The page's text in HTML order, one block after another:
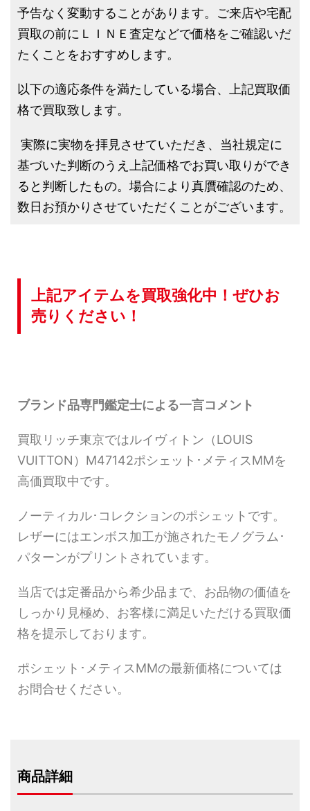
予告なく変動することがあります。ご来店や宅配
買取の前にＬＩＮＥ査定などで価格をご確認いだ
たくことをおすすめします。
以下の適応条件を満たしている場合、上記買取価
格で買取致します。
実際に実物を拝見させていただき、当社規定に
基づいた判断のうえ上記価格でお買い取りができ
ると判断したもの。場合により真贋確認のため、
数日お預かりさせていただくことがございます。
上記アイテムを買取強化中！ぜひお
売りください！
ブランド品専門鑑定士による一言コメント
買取リッチ東京ではルイヴィトン（LOUIS
VUITTON）M47142ポシェット･メティスMMを
高価買取中です。
ノーティカル･コレクションのポシェットです。
レザーにはエンボス加工が施されたモノグラム･
パターンがプリントされています。
当店では定番品から希少品まで、お品物の価値を
しっかり見極め、お客様に満足いただける買取価
格を提示しております。
ポシェット･メティスMMの最新価格については
お問合せください。
商品詳細